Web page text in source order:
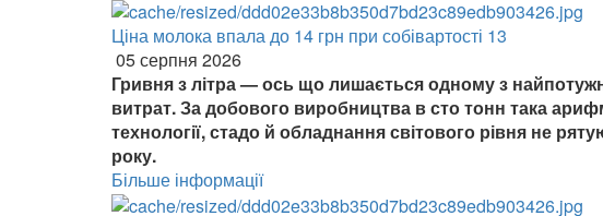
Ціна молока впала до 14 грн при собівартості 13
05 серпня 2026
Гривня з літра — ось що лишається одному з
витрат. За добового виробництва в сто тонн така
технології, стадо й обладнання світового рівня не
року.
Більше інформації